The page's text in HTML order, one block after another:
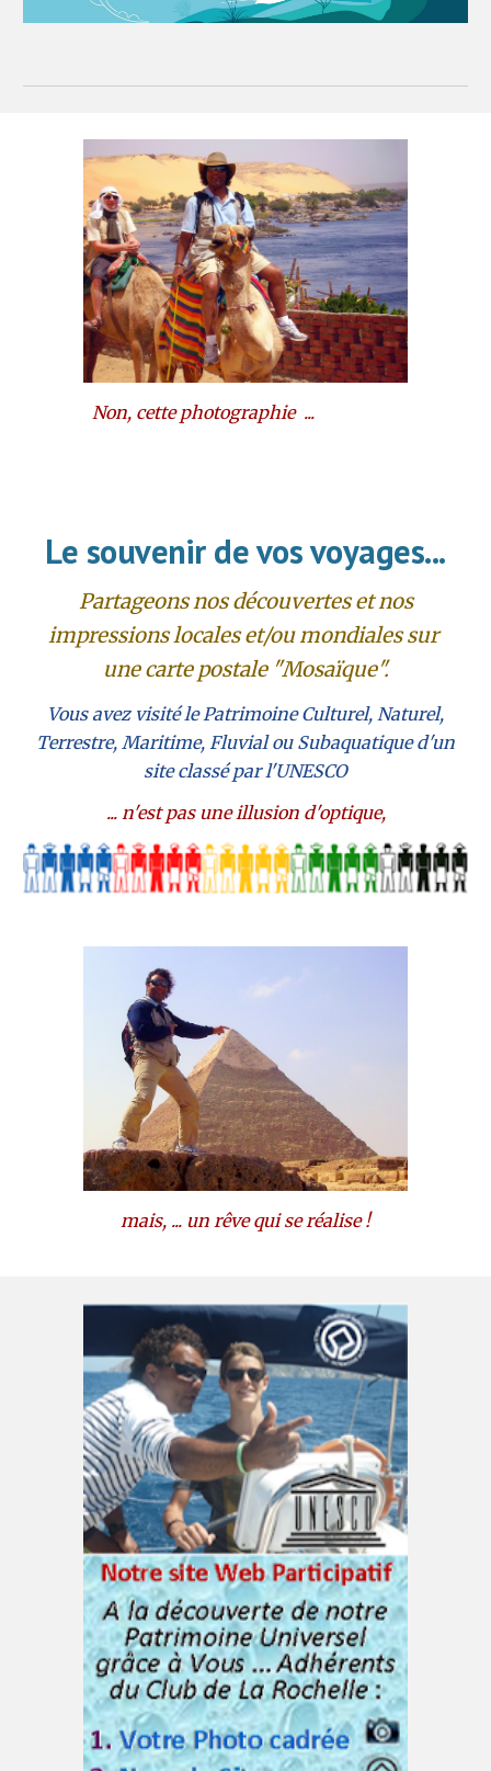
Non, cette photographie ...
Le souvenir de vos voyages...
Partageons nos découvertes et nos
impressions locales et/ou mondiales sur
une carte postale "Mosaïque".
Vous avez visité le Patrimoine Culturel, Naturel,
Terrestre, Maritime, Fluvial ou Subaquatique d'un
site classé par l'UNESCO
... n'est pas une illusion d'optique,
mais, ... un rêve qui se réalise !